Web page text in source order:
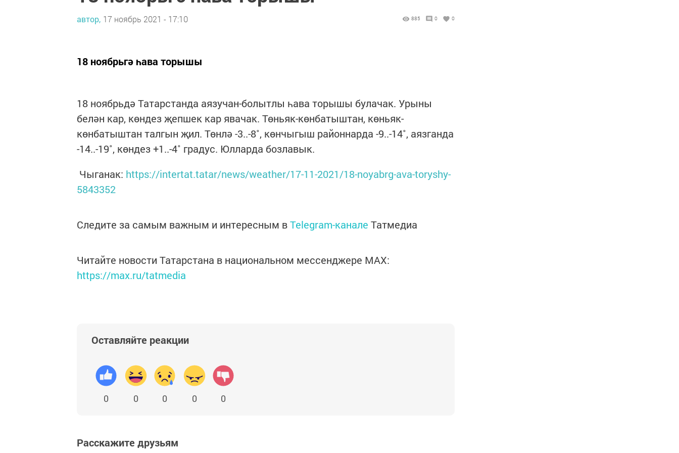
автор, 17 ноябрь 2021 - 17:10 885 0 0
18 ноябрьгә һава торышы
18 ноябрьдә Татарстанда аязучан-болытлы һава торышы булачак. Урыны
белән кар, көндез җепшек кар явачак. Төньяк-көнбатыштан, көньяк-
көнбатыштан талгын җил. Төнлә -3..-8˚, көнчыгыш районнарда -9..-14˚, аязганда
-14..-19˚, көндез +1..-4˚ градус. Юлларда бозлавык.
Чыганак: https://intertat.tatar/news/weather/17-11-2021/18-noyabrg-ava-toryshy-
5843352
Следите за самым важным и интересным вTelegram-канале Татмедиа
Читайте новости Татарстана в национальном мессенджере MАХ:
https://max.ru/tatmedia
Оставляйте реакции
0 0 0 0 0
Расскажите друзьям